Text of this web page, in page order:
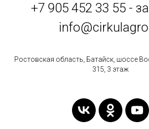
+7 905 452 33 55 -
Ростовская область, Батайск, шоссе
315, 3 этаж